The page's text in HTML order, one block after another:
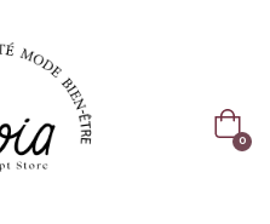
0